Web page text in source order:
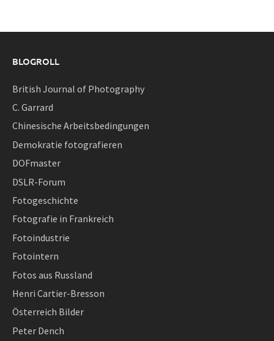
BLOGROLL
British Journal of Photography
C. Garrard
Chinesische Arbeitsbedingungen
Demokratie fotografieren
DOFmaster
DSLR-Forum
Fotogeschichte
Fotografie in Frankreich
Fotoindustrie
Fotointern
Fotos aus Russland
Henri Cartier-Bresson
Österreich Bilder
Peter Dench